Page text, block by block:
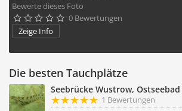
Bewerte dieses Foto
     0 Bewertungen
Zeige Info
Die besten Tauchplätze
Seebrücke Wustrow,
1 Bewertungen